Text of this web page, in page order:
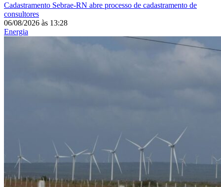
Cadastramento Sebrae-RN abre processo de cadastramento de
consultores
06/08/2026 às 13:28
Energia